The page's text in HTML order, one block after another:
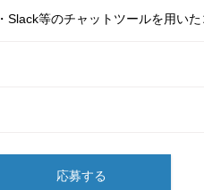
・Slack等のチャットツールを用い
応募する